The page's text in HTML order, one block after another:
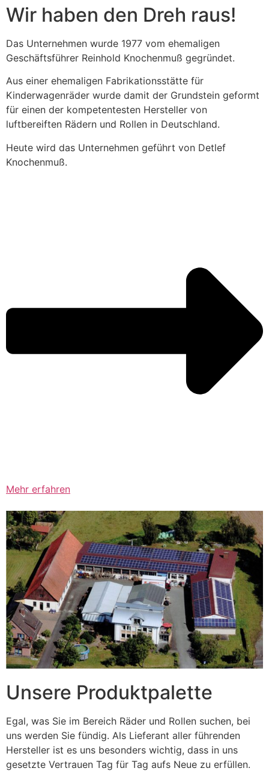
Wir haben den Dreh raus!
Das Unternehmen wurde 1977 vom ehemaligen
Geschäftsführer Reinhold Knochenmuß gegründet.
Aus einer ehemaligen Fabrikationsstätte für
Kinderwagenräder wurde damit der Grundstein geformt
für einen der kompetentesten Hersteller von
luftbereiften Rädern und Rollen in Deutschland.
Heute wird das Unternehmen geführt von Detlef
Knochenmuß.
Mehr erfahren
Unsere Produktpalette
Egal, was Sie im Bereich Räder und Rollen suchen, bei
uns werden Sie fündig. Als Lieferant aller führenden
Hersteller ist es uns besonders wichtig, dass in uns
gesetzte Vertrauen Tag für Tag aufs Neue zu erfüllen.